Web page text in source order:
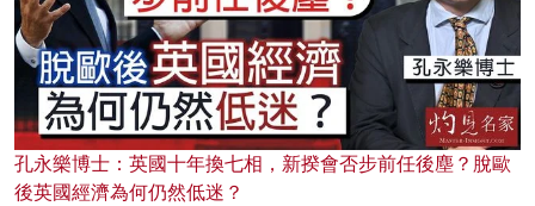
孔永樂博士：英國十年換七相，新揆會否步前任後塵？脫歐
後英國經濟為何仍然低迷？